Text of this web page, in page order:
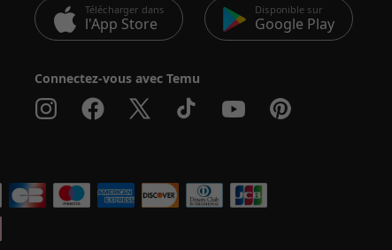
Télécharger dans
l'App Store
Disponible sur
Google Play
Connectez-vous avec Temu